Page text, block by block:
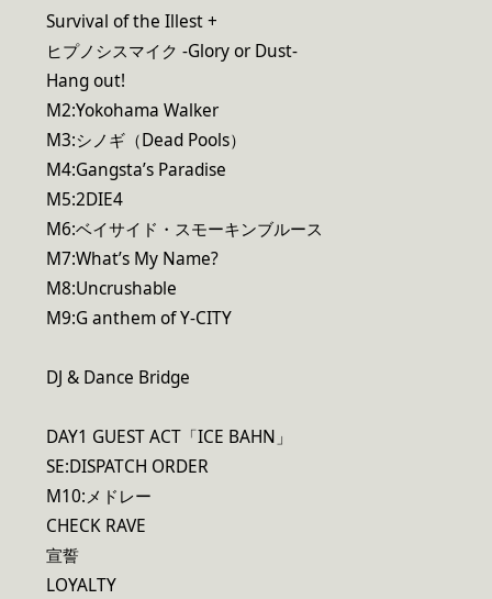
Survival of the Illest +
ヒプノシスマイク -Glory or Dust-
Hang out!
M2:Yokohama Walker
M3:シノギ（Dead Pools）
M4:Gangsta’s Paradise
M5:2DIE4
M6:ベイサイド・スモーキンブルース
M7:What’s My Name?
M8:Uncrushable
M9:G anthem of Y-CITY
DJ & Dance Bridge
DAY1 GUEST ACT「ICE BAHN」
SE:DISPATCH ORDER
M10:メドレー
CHECK RAVE
宣誓
LOYALTY